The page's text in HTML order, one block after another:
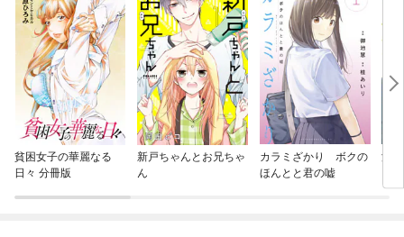
貧困女子の華麗なる
日々 分冊版
新戸ちゃんとお兄ちゃ
ん
カラミざかり ボクの
ほんとと君の嘘
渡